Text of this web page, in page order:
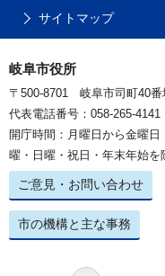
サイトマップ
岐阜市役所
〒500-8701 岐阜市司町40
代表電話番号：058-265-4141
開庁時間：月曜日から金曜
曜・日曜・祝日・年末年始を
ご意見・お問い合わせ
市の機構と主な事務